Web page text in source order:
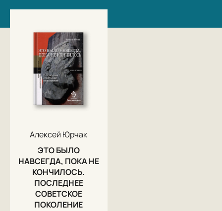
Алексей Юрчак
ЭТО БЫЛО
НАВСЕГДА, ПОКА НЕ
КОНЧИЛОСЬ.
ПОСЛЕДНЕЕ
СОВЕТСКОЕ
ПОКОЛЕНИЕ